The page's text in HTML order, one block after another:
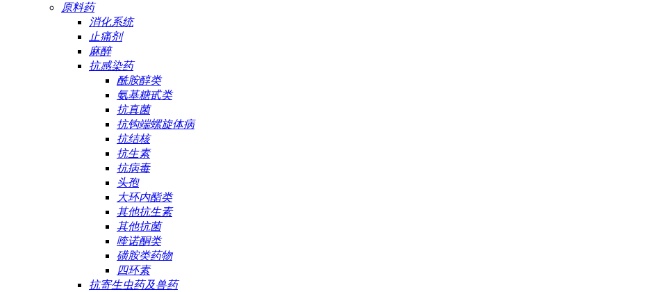
原料药
消化系统
止痛剂
麻醉
抗感染药
酰胺醇类
氨基糖甙类
抗真菌
抗钩端螺旋体病
抗结核
抗生素
抗病毒
头孢
大环内酯类
其他抗生素
其他抗菌
喹诺酮类
磺胺类药物
四环素
抗寄生虫药及兽药